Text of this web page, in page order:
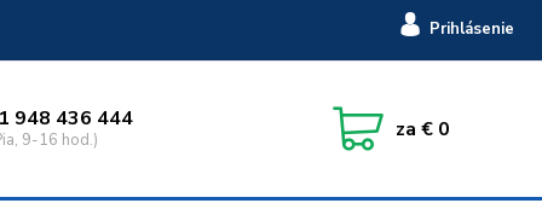
Prihlásenie
948 436 444
9-16 hod.) za € 0